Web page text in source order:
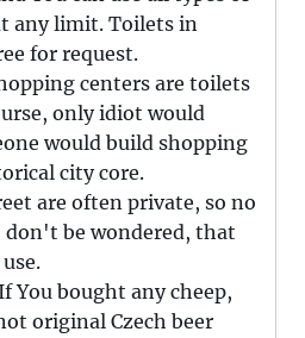
any limit. Toilets in
for request.
centers are toilets
only idiot would
would build shopping
city core.
are often private, so no
don't be wondered, that
You bought any cheep,
original Czech beer